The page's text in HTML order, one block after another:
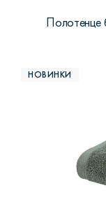
Полотенце
НОВИНКИ